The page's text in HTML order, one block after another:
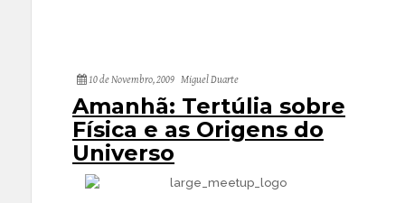
10 de Novembro, 2009 Miguel Duarte
Amanhã: Tertúlia sobre
Física e as Origens do
Universo